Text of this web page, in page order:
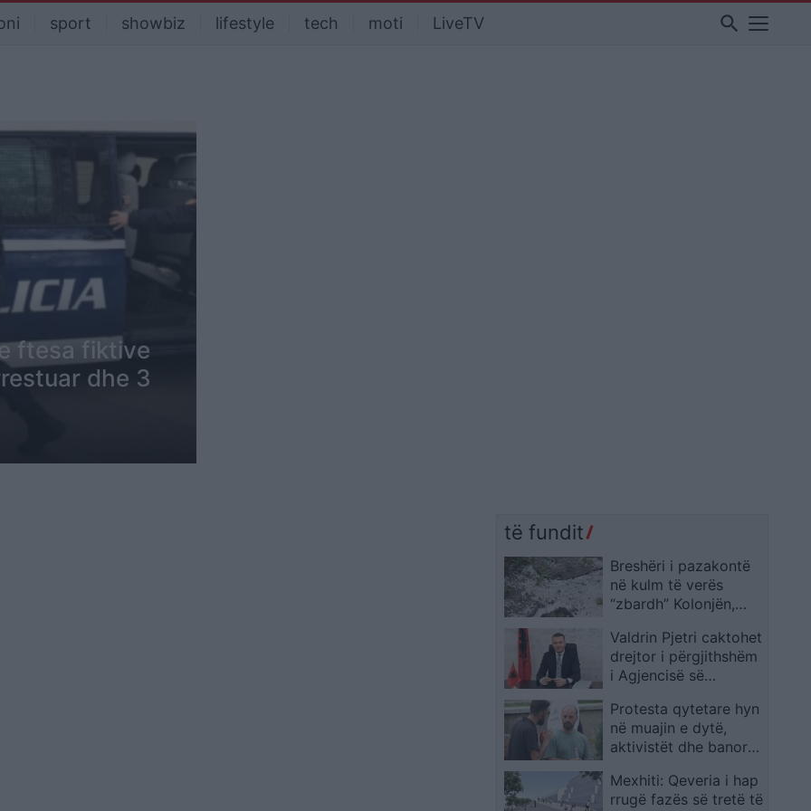
sport showbiz lifestyle tech moti LiveTV search
ftesa fiktive
dhe 3
të fundit
Breshëri i pazakontë
në kulm të verës
“zbardh” Kolonjën,
vreshtat
Valdrin Pjetri caktohet
drejtor i përgjithshëm
i Agjencisë së
Protesta qytetare hyn
në muajin e dytë,
aktivistët dhe banorët
‘Zvërnecit’ dhe
politikës
Mexhiti: Qeveria i hap
rrugë fazës së tretë të